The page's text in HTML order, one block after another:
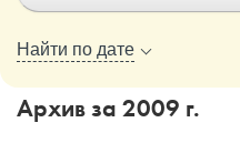
1С:Образование
1С:Игры
Найти по дате
Архив за 2009 г.